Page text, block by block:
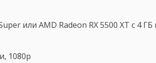
или AMD Radeon RX 5500 XT с 4
1080p